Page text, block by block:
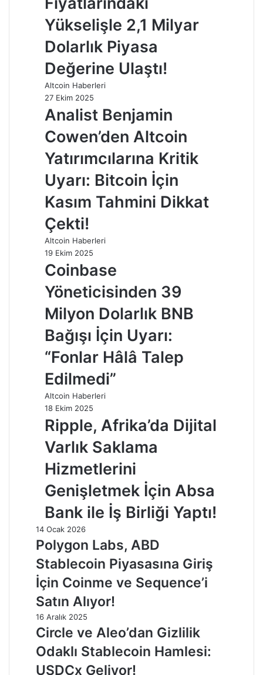
Yükselişle 2,1 Milyar
Dolarlık Piyasa
Değerine Ulaştı!
Altcoin Haberleri
27 Ekim 2025
Analist Benjamin
Cowen’den Altcoin
Yatırımcılarına Kritik
Uyarı: Bitcoin İçin
Kasım Tahmini Dikkat
Çekti!
Altcoin Haberleri
19 Ekim 2025
Coinbase
Yöneticisinden 39
Milyon Dolarlık BNB
Bağışı İçin Uyarı:
“Fonlar Hâlâ Talep
Edilmedi”
Altcoin Haberleri
18 Ekim 2025
Ripple, Afrika’da Dijital
Varlık Saklama
Hizmetlerini
Genişletmek İçin Absa
Bank ile İş Birliği Yaptı!
14 Ocak 2026
Polygon Labs, ABD
Stablecoin Piyasasına Giriş
İçin Coinme ve Sequence’i
Satın Alıyor!
16 Aralık 2025
Circle ve Aleo’dan Gizlilik
Odaklı Stablecoin Hamlesi:
USDCx Geliyor!